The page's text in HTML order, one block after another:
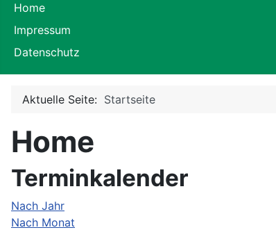
Home
Impressum
Datenschutz
Aktuelle Seite: Startseite
Home
Terminkalender
Nach Jahr
Nach Monat